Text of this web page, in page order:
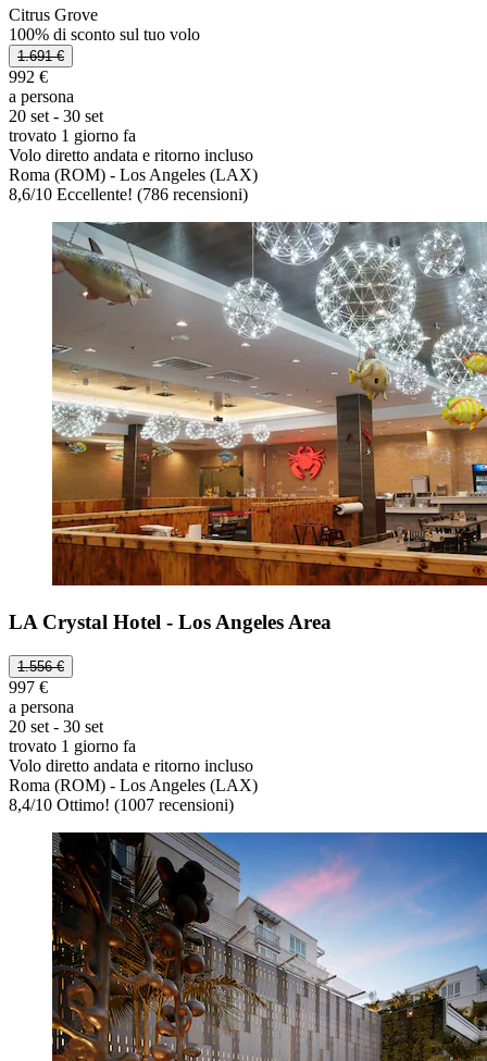
Citrus Grove
100% di sconto sul tuo volo
1.691 €
992 €
a persona
20 set - 30 set
trovato 1 giorno fa
Volo diretto andata e ritorno incluso
Roma (ROM) - Los Angeles (LAX)
8,6/10 Eccellente! (786 recensioni)
LA Crystal Hotel - Los Angeles Area
1.556 €
997 €
a persona
20 set - 30 set
trovato 1 giorno fa
Volo diretto andata e ritorno incluso
Roma (ROM) - Los Angeles (LAX)
8,4/10 Ottimo! (1007 recensioni)